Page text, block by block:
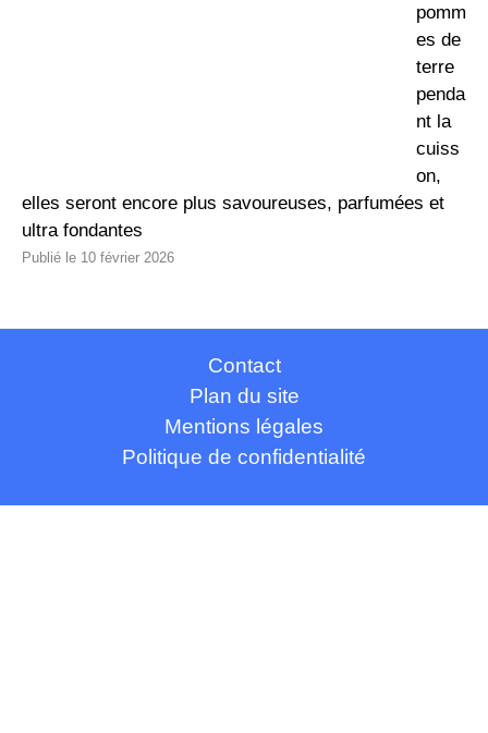
pomm
es de
terre
penda
nt la
cuiss
on,
elles seront encore plus savoureuses, parfumées et
ultra fondantes
10 février 2026
Contact
Plan du site
Mentions légales
Politique de confidentialité